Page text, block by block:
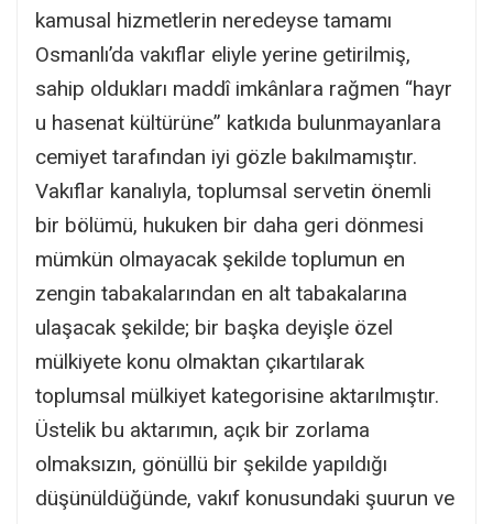
kamusal hizmetlerin neredeyse tamamı
Osmanlı’da vakıflar eliyle yerine getirilmiş,
sahip oldukları maddî imkânlara rağmen “hayr
u hasenat kültürüne” katkıda bulunmayanlara
cemiyet tarafından iyi gözle bakılmamıştır.
Vakıflar kanalıyla, toplumsal servetin önemli
bir bölümü, hukuken bir daha geri dönmesi
mümkün olmayacak şekilde toplumun en
zengin tabakalarından en alt tabakalarına
ulaşacak şekilde; bir başka deyişle özel
mülkiyete konu olmaktan çıkartılarak
toplumsal mülkiyet kategorisine aktarılmıştır.
Üstelik bu aktarımın, açık bir zorlama
olmaksızın, gönüllü bir şekilde yapıldığı
düşünüldüğünde, vakıf konusundaki şuurun ve